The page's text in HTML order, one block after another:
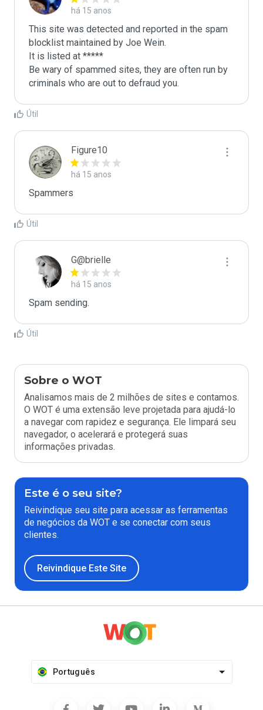
há 15 anos
This site was detected and reported in the spam
blocklist maintained by Joe Wein.
It is listed at *****
Be wary of spammed sites, they are often run by
criminals who are out to defraud you.
Útil
Figure10
há 15 anos
Spammers
Útil
G@brielle
há 15 anos
Spam sending.
Útil
Sobre o WOT
Analisamos mais de 2 milhões de sites e contamos.
O WOT é uma extensão leve projetada para ajudá-lo
a navegar com rapidez e segurança. Ele limpará seu
navegador, o acelerará e protegerá suas
informações privadas.
Este é o seu site?
Reivindique seu site para acessar as ferramentas
de negócios da WOT e se conectar com seus
clientes.
Reivindique Este Site
Português